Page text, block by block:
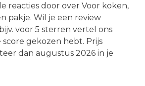
reacties door over Voor koken,
pakje. Wil je een review
voor 5 sterren vertel ons
score gekozen hebt. Prijs
dan augustus 2026 in je